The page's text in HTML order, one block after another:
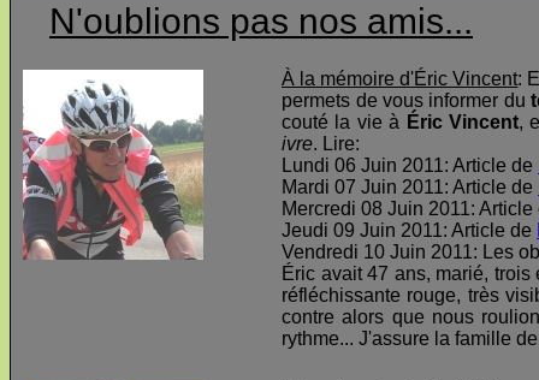
N'oublions pas nos amis...
À la mémoire d'Éric Vincent:
permets de vous informer du
couté la vie à Éric Vincent,
ivre. Lire:
Lundi 06 Juin 2011: Article de
Mardi 07 Juin 2011: Article de
Mercredi 08 Juin 2011:
Jeudi 09 Juin 2011: Article de
Vendredi 10 Juin 2011: Les
Éric avait 47 ans, marié,
réfléchissante rouge, très
contre alors que nous
rythme... J'assure la famille